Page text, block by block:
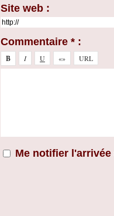
Site web :
Commentaire * :
Me notifier